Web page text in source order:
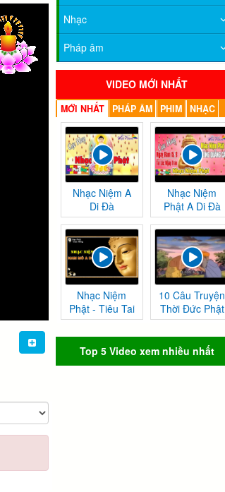
Nhạc
Pháp âm
VIDEO MỚI NHẤT
MỚI NHẤT PHÁP ÂM PHIM NHẠC
Nhạc Niệm A
Di Đà
Nhạc Niệm
Phật A Di Đà
Nhạc Niệm
Phật - Tiêu Tai
Nghiệp
Chướng
10 Câu Truyện
Thời Đức Phật
Tại Thế
Top 5 Video xem nhiều nhất